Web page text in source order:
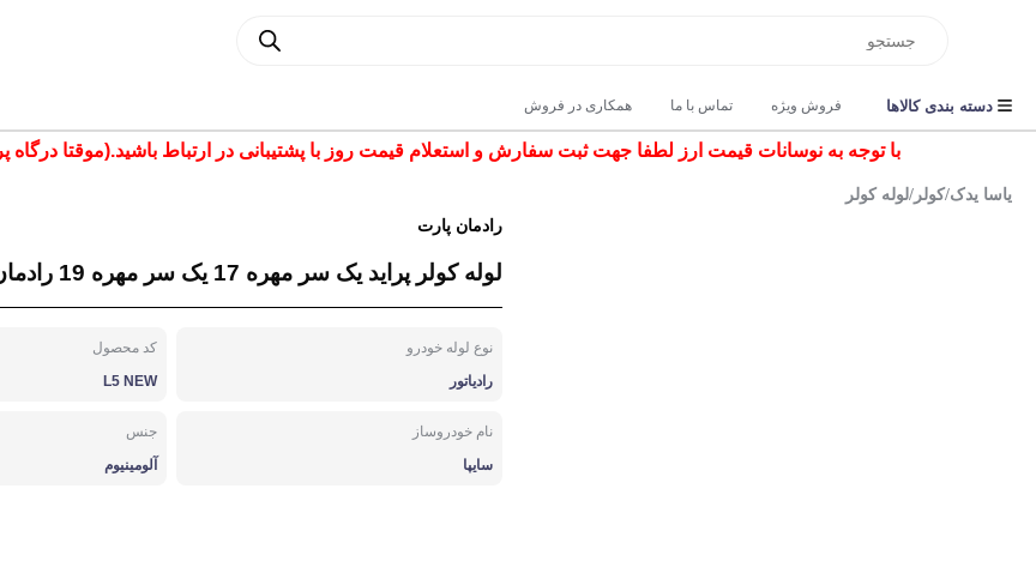
فروش ویژه تماس با ما همکاری در فروش دسته بندی کالاها
با توجه به نوسانات قیمت ارز لطفا جهت ثبت سفارش و استعلام قیمت روز با پشتیبانی در ارتباط باشید.(موقتا درگاه پرداخت
یاسا یدک/کولر /لوله کولر
رادمان پارت
لوله کولر پراید یک سر مهره 17 یک سر مهره 19 رادمان پارت کد L5NEW
نوع لوله خودرو
رادیاتور
کد محصول
L5 NEW
نام خودروساز
سایپا
جنس
آلومینیوم